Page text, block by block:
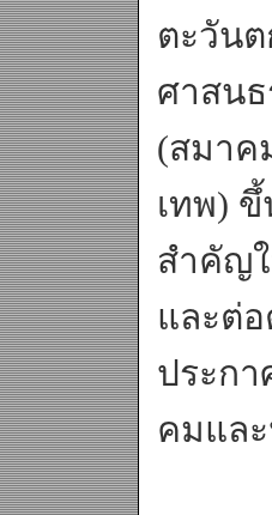
ตะวัน
ศาสนธ
(สมาค
เทพ)
สำคัญ
และต่
ประก
คมแล